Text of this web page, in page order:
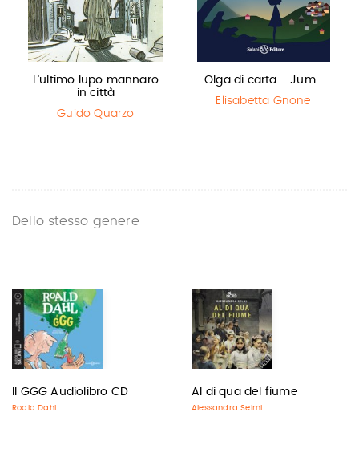
L'ultimo lupo mannaro
in città
Guido Quarzo
Olga di carta - Jum…
Elisabetta Gnone
Dello stesso genere
Il GGG Audiolibro CD
Roald Dahl
Al di qua del fiume
Alessandra Selmi